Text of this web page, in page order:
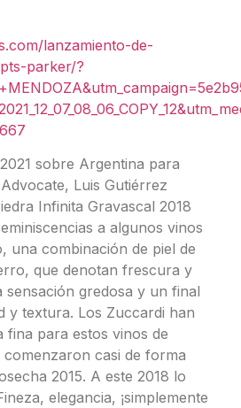
lanzamiento-de-
parker/?
sobre Argentina para
Luis Gutiérrez
Infinita Gravascal 2018
a algunos vinos
una combinación de piel de
que denotan frescura y
sensación gredosa y un final
y textura. Los Zuccardi han
fina para estos vinos de
casi de forma
2015. A este 2018 lo
elegancia, ¡simplemente